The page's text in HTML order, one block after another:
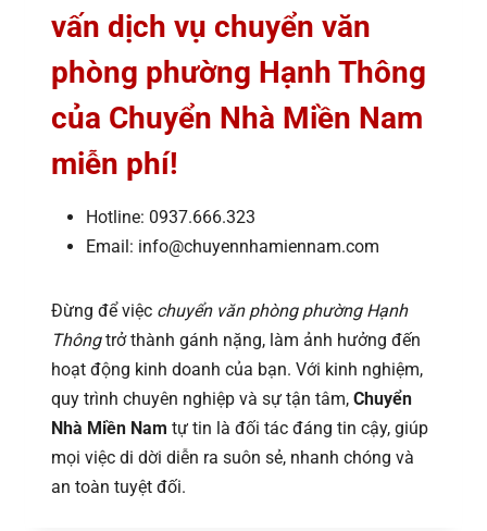
vấn dịch vụ chuyển văn
phòng phường Hạnh Thông
của Chuyển Nhà Miền Nam
miễn phí!
Hotline: 0937.666.323
Email: info@chuyennhamiennam.com
Đừng để việc chuyển văn phòng phường Hạnh
Thôngtrở thành gánh nặng, làm ảnh hưởng đến
hoạt động kinh doanh của bạn. Với kinh nghiệm,
quy trình chuyên nghiệp và sự tận tâm, Chuyển
Nhà Miền Nam tự tin là đối tác đáng tin cậy, giúp
mọi việc di dời diễn ra suôn sẻ, nhanh chóng và
an toàn tuyệt đối.